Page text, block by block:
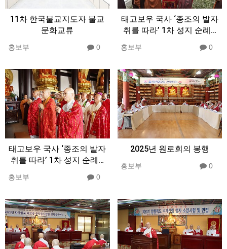
11차 한국불교지도자 불교
문화교류
홍보부 0
태고보우 국사 ‘종조의 발자
취를 따라’ 1차 성지 순례…
홍보부 0
태고보우 국사 ‘종조의 발자
취를 따라’ 1차 성지 순례…
홍보부 0
2025년 원로회의 봉행
홍보부 0